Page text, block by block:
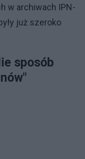
w archiwach IPN-
już szeroko
sposób